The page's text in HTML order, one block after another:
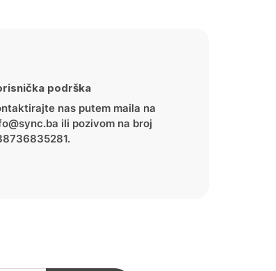
podrška
nas putem maila na
ili pozivom na broj